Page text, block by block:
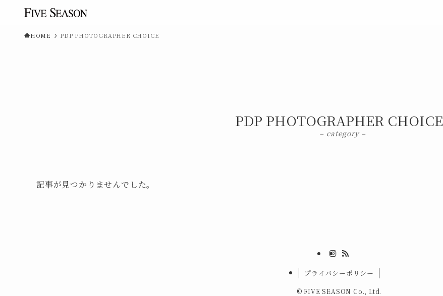
HOME PDP PHOTOGRAPHER CHOICE
PDP PHOTOGRAPHER CHOICE
– category –
記事が見つかりませんでした。
プライバシーポリシー
© FIVE SEASON Co., Ltd.